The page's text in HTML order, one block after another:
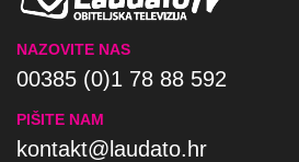
NAZOVITE NAS
00385 (0)1 78 88 592
PIŠITE NAM
kontakt@laudato.hr